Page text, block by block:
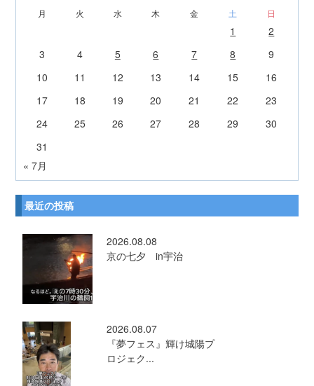
月 火 水 木 金 土 日
1
2
3
4 5 6 7 8
9
10
11 12 13 14 15
16
17
18 19 20 21 22
23
24
25 26 27 28 29
30
31
« 7月
最近の投稿
2026.08.08
京の七夕 in宇治
2026.08.07
『夢フェス』輝け城陽プ
ロジェク...